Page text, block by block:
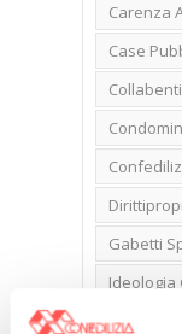
Carenza
Case
Collabenti
Gabetti
Ideologia
Libero